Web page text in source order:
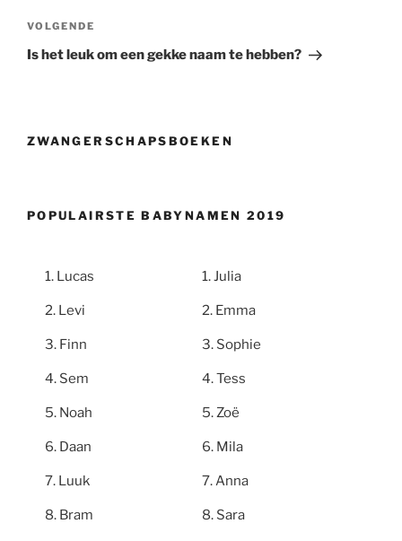
Volgend
bericht
VOLGENDE
Is het leuk om een gekke naam te hebben?
ZWANGERSCHAPSBOEKEN
POPULAIRSTE BABYNAMEN 2019
Lucas
Levi
Finn
Sem
Noah
Daan
Luuk
Bram
Julia
Emma
Sophie
Tess
Zoë
Mila
Anna
Sara